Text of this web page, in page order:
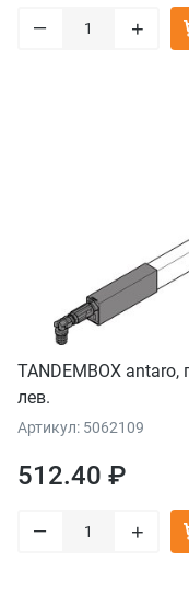
– +
TANDEMBOX
лев.
Артикул: 5062109
512.40 ₽
– +